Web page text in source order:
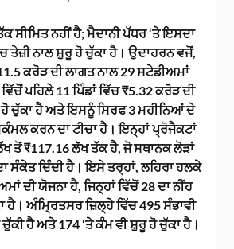
ਸੀਮਿਤ ਨਹੀਂ ਹੈ; ਮੈਦਾਨੀ ਪੱਧਰ ‘ਤੇ ਇਸਦਾ
ਤੇਜ਼ੀ ਨਾਲ ਸ਼ੁਰੂ ਹੋ ਚੁੱਕਾ ਹੈ। ਉਦਾਹਰਨ ਵਜੋਂ,
ਕਰੋੜ ਦੀ ਲਾਗਤ ਨਾਲ 29 ਸਟੇਡੀਅਮਾਂ
ਪਹਿਲੇ 11 ਪਿੰਡਾਂ ਵਿੱਚ ₹5.32 ਕਰੋੜ ਦੀ
ਚੁੱਕਾ ਹੈ ਅਤੇ ਇਸਨੂੰ ਸਿਰਫ 3 ਮਹੀਨਿਆਂ ਦੇ
ਕਰਨ ਦਾ ਟੀਚਾ ਹੈ। ਇਨ੍ਹਾਂ ਪ੍ਰੋਜੈਕਟਾਂ
ਤੋਂ ₹117.16 ਲੱਖ ਤੱਕ ਹੈ, ਜੋ ਸਥਾਨਕ ਲੋੜਾਂ
ਸੰਕੇਤ ਦਿੰਦੀ ਹੈ। ਇਸੇ ਤਰ੍ਹਾਂ, ਲਹਿਰਾ ਹਲਕੇ
ਦੀ ਯੋਜਨਾ ਹੈ, ਜਿਨ੍ਹਾਂ ਵਿੱਚੋਂ 28 ਦਾ ਨੀਂਹ
ਹੈ। ਅੰਮ੍ਰਿਤਸਰ ਜ਼ਿਲ੍ਹੇ ਵਿੱਚ 495 ਸੰਭਾਵੀ
ਹੈ ਅਤੇ 174 ‘ਤੇ ਕੰਮ ਵੀ ਸ਼ੁਰੂ ਹੋ ਚੁੱਕਾ ਹੈ।